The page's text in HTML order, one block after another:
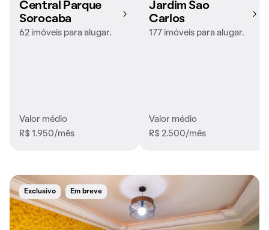
Central Parque
Sorocaba
62 imóveis para alugar.
Valor médio
R$ 1.950/mês
Jardim Sao
Carlos
177 imóveis para alugar.
Valor médio
R$ 2.500/mês
Exclusivo Em breve